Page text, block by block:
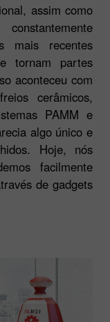
assim como
mais recentes
tornam partes
aconteceu com
cerâmicos,
PAMM e
algo único e
Hoje, nós
facilmente
de gadgets